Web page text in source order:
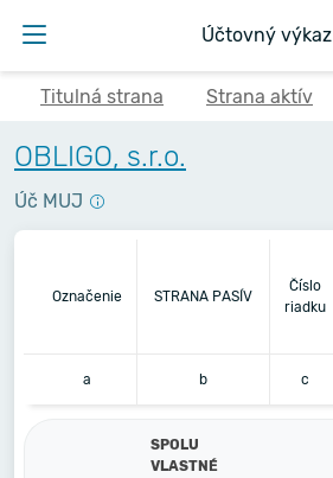
Účtovný výkaz
Titulná strana Strana aktív
OBLIGO, s.r.o.
Úč MUJ
Označenie STRANA PASÍV
Číslo
riadku
a b c
SPOLU
VLASTNÉ